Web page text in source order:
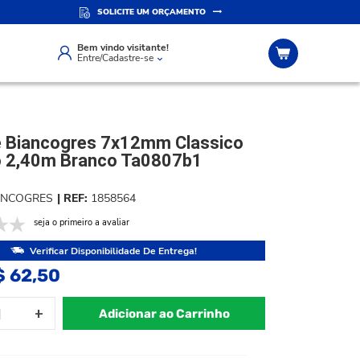
SOLICITE UM ORÇAMENTO
Bem vindo visitante!
Entre/Cadastre-se
ATENDIMENTO PERSONALIZADO
Biancogres 7x12mm Classico
2,40m Branco Ta0807b1
1858564
seja o primeiro a avaliar
Verificar Disponibilidade De Entrega!
62,50
Adicionar ao Carrinho